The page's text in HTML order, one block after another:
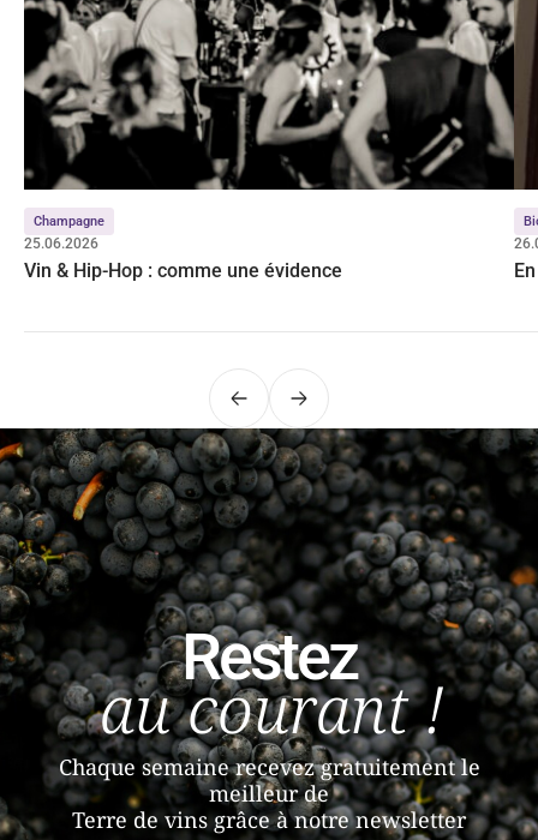
Champagne
25.06.2026
Vin & Hip-Hop : comme une évidence
PrécédentSuivant
Restez
au courant !
Chaque semaine recevez gratuitement le
meilleur de
Terre de vins grâce à notre newsletter